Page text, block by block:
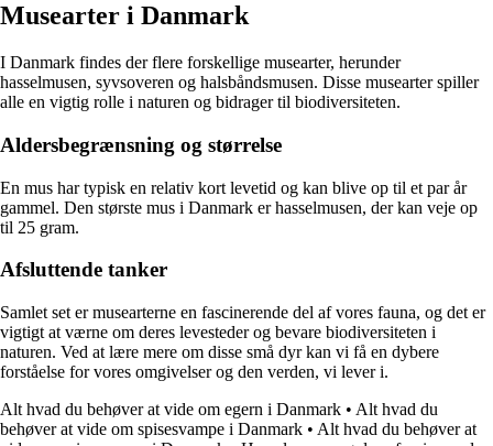
Musearter i Danmark
I Danmark findes der flere forskellige musearter, herunder
hasselmusen, syvsoveren og halsbåndsmusen. Disse musearter spiller
alle en vigtig rolle i naturen og bidrager til biodiversiteten.
Aldersbegrænsning og størrelse
En mus har typisk en relativ kort levetid og kan blive op til et par år
gammel. Den største mus i Danmark er hasselmusen, der kan veje op
til 25 gram.
Afsluttende tanker
Samlet set er musearterne en fascinerende del af vores fauna, og det er
vigtigt at værne om deres levesteder og bevare biodiversiteten i
naturen. Ved at lære mere om disse små dyr kan vi få en dybere
forståelse for vores omgivelser og den verden, vi lever i.
Alt hvad du behøver at vide om egern i Danmark • Alt hvad du
behøver at vide om spisesvampe i Danmark • Alt hvad du behøver at